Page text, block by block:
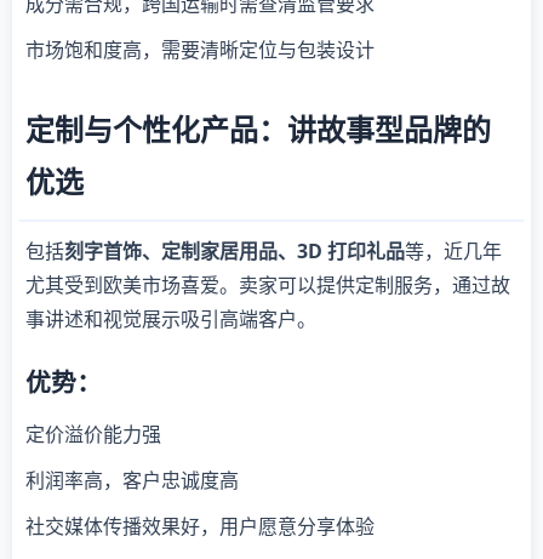
市场饱和度高，需要清晰定位与包装设计
定制与个性化产品：讲故事型品牌的
优选
包括刻字首饰、定制家居用品、3D 打印礼品等，近几年
尤其受到欧美市场喜爱。卖家可以提供定制服务，通过故
事讲述和视觉展示吸引高端客户。
优势：
定价溢价能力强
利润率高，客户忠诚度高
社交媒体传播效果好，用户愿意分享体验